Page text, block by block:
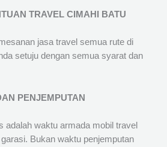
TRAVEL CIMAHI BATU
jasa travel semua rute di
setuju dengan semua syarat dan
PENJEMPUTAN
adalah waktu armada mobil travel
Bukan waktu penjemputan